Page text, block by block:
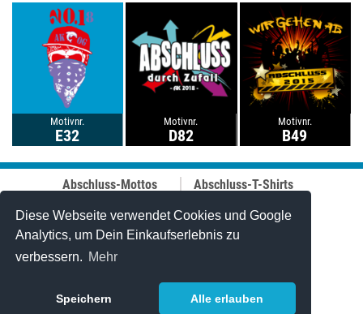
Diese Webseite verwendet Cookies und Google
Analytics, um Dein Einkaufserlebnis zu
verbessern. Mehr
Speichern Alle erlauben
Motivnr.
E32
Motivnr.
D82
Motivnr.
B49
Abschluss-Mottos
Abi-Mottos
Lehrer-Motive
Online-Designer
Abschluss-T-Shirts
Best-Price-
Abschlussshirts
Stuff & Bändchen